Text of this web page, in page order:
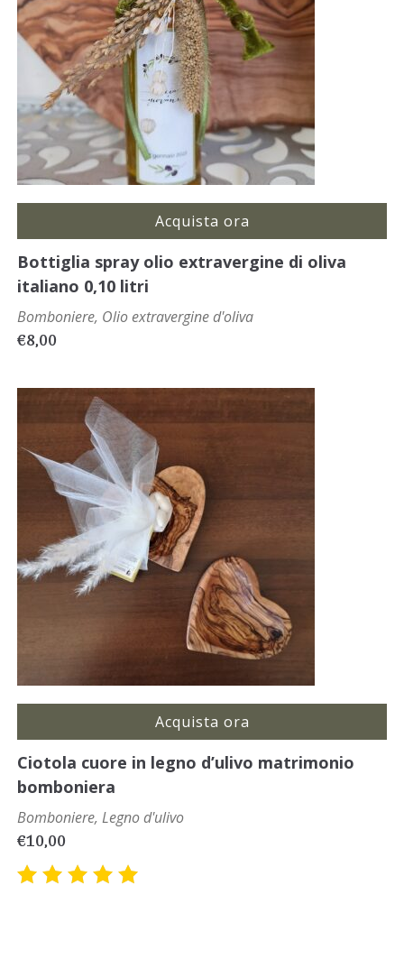
Acquista ora
Bottiglia spray olio extravergine di oliva
italiano 0,10 litri
Bomboniere, Olio extravergine d'oliva
€8,00
Acquista ora
Ciotola cuore in legno d’ulivo matrimonio
bomboniera
Bomboniere, Legno d'ulivo
€10,00